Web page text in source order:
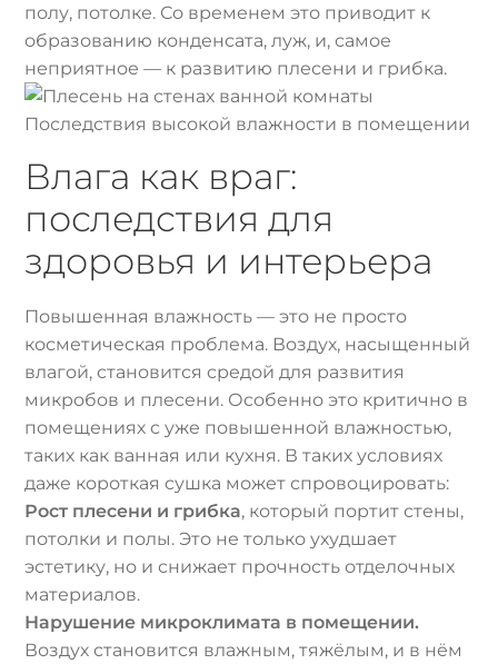
полу, потолке. Со временем это приводит к
образованию конденсата, луж, и, самое
неприятное — к развитию плесени и грибка.
Последствия высокой влажности в помещении
Влага как враг:
последствия для
здоровья и интерьера
Повышенная влажность — это не просто
косметическая проблема. Воздух, насыщенный
влагой, становится средой для развития
микробов и плесени. Особенно это критично в
помещениях с уже повышенной влажностью,
таких как ванная или кухня. В таких условиях
даже короткая сушка может спровоцировать:
Рост плесени и грибка, который портит стены,
потолки и полы. Это не только ухудшает
эстетику, но и снижает прочность отделочных
материалов.
Нарушение микроклимата в помещении.
Воздух становится влажным, тяжёлым, и в нём